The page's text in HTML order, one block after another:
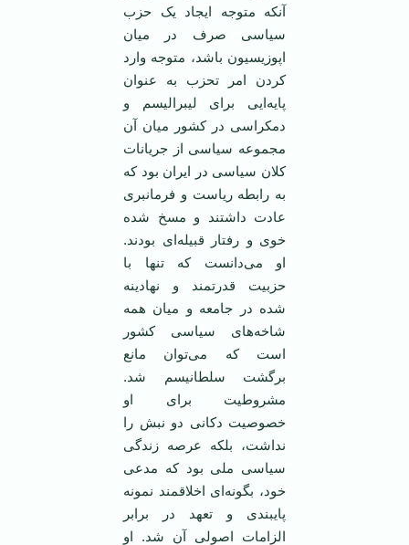
آنکه متوجه ایجاد یک حزب
سیاسی صرف در میان
اپوزیسیون باشد، متوجه وارد
کردن امر تحزب به عنوان
پایه‌ایی برای لیبرالیسم و
دمکراسی در کشور میان آن
مجموعه سیاسی از جریانات
کلان سیاسی در ایران بود که
به رابطه ریاست و فرمانبری
عادت داشتند و مسخ شده
خوی و رفتار قبیله‌ای بودند.
او می‌دانست که تنها با
حزبیت قدرتمند و نهادینه
شده در جامعه و میان همه
شاخه‌های سیاسی کشور
است که می‌توان مانع
برگشت سلطانیسم شد.
مشروطیت برای او
خصوصیت دکانی دو نبش را
نداشت، بلکه عرصه زندگی
سیاسی ملی بود که مدعی
خود، بگونه‌ای اخلاقمند نمونه
پایبندی و تعهد در برابر
الزامات اصولی آن شد. او